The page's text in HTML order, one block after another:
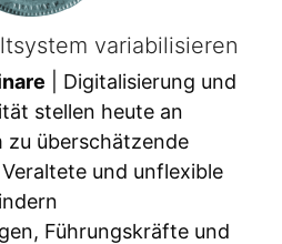
variabilisieren
| Digitalisierung und
stellen heute an
zu überschätzende
und unflexible
Führungskräfte und